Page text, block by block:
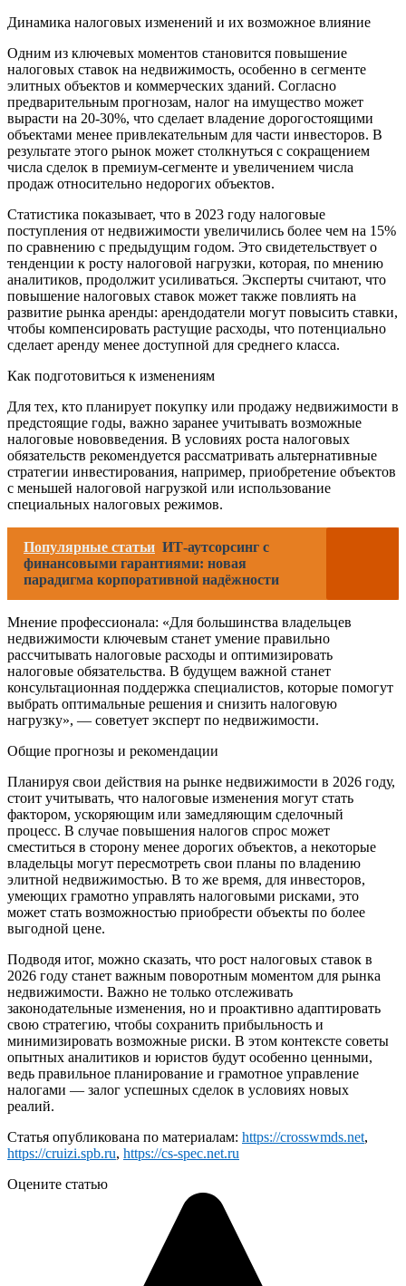
Динамика налоговых изменений и их возможное влияние
Одним из ключевых моментов становится повышение
налоговых ставок на недвижимость, особенно в сегменте
элитных объектов и коммерческих зданий. Согласно
предварительным прогнозам, налог на имущество может
вырасти на 20-30%, что сделает владение дорогостоящими
объектами менее привлекательным для части инвесторов. В
результате этого рынок может столкнуться с сокращением
числа сделок в премиум-сегменте и увеличением числа
продаж относительно недорогих объектов.
Статистика показывает, что в 2023 году налоговые
поступления от недвижимости увеличились более чем на 15%
по сравнению с предыдущим годом. Это свидетельствует о
тенденции к росту налоговой нагрузки, которая, по мнению
аналитиков, продолжит усиливаться. Эксперты считают, что
повышение налоговых ставок может также повлиять на
развитие рынка аренды: арендодатели могут повысить ставки,
чтобы компенсировать растущие расходы, что потенциально
сделает аренду менее доступной для среднего класса.
Как подготовиться к изменениям
Для тех, кто планирует покупку или продажу недвижимости в
предстоящие годы, важно заранее учитывать возможные
налоговые нововведения. В условиях роста налоговых
обязательств рекомендуется рассматривать альтернативные
стратегии инвестирования, например, приобретение объектов
с меньшей налоговой нагрузкой или использование
специальных налоговых режимов.
Популярные статьи ИТ-аутсорсинг с
финансовыми гарантиями: новая
парадигма корпоративной надёжности
Мнение профессионала: «Для большинства владельцев
недвижимости ключевым станет умение правильно
рассчитывать налоговые расходы и оптимизировать
налоговые обязательства. В будущем важной станет
консультационная поддержка специалистов, которые помогут
выбрать оптимальные решения и снизить налоговую
нагрузку», — советует эксперт по недвижимости.
Общие прогнозы и рекомендации
Планируя свои действия на рынке недвижимости в 2026 году,
стоит учитывать, что налоговые изменения могут стать
фактором, ускоряющим или замедляющим сделочный
процесс. В случае повышения налогов спрос может
сместиться в сторону менее дорогих объектов, а некоторые
владельцы могут пересмотреть свои планы по владению
элитной недвижимостью. В то же время, для инвесторов,
умеющих грамотно управлять налоговыми рисками, это
может стать возможностью приобрести объекты по более
выгодной цене.
Подводя итог, можно сказать, что рост налоговых ставок в
2026 году станет важным поворотным моментом для рынка
недвижимости. Важно не только отслеживать
законодательные изменения, но и проактивно адаптировать
свою стратегию, чтобы сохранить прибыльность и
минимизировать возможные риски. В этом контексте советы
опытных аналитиков и юристов будут особенно ценными,
ведь правильное планирование и грамотное управление
налогами — залог успешных сделок в условиях новых
реалий.
Статья опубликована по материалам: https://crosswmds.net,
https://cruizi.spb.ru, https://cs-spec.net.ru
Оцените статью